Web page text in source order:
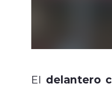
El delantero